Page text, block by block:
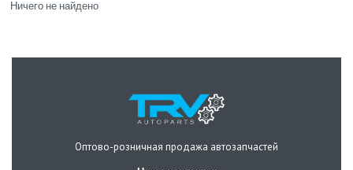
Ничего не найдено
Оптово-розничная продажа автозапчастей